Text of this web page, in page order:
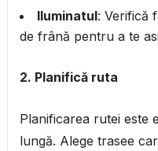
Iluminatul: Verifică
de frână pentru a te
2. Planifică ruta
Planificarea rutei este
lungă. Alege trasee